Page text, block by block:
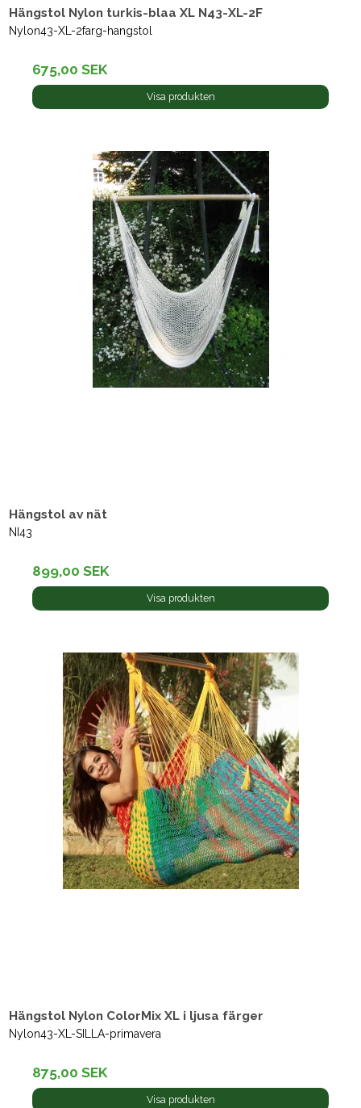
Hängstol Nylon turkis-blaa XL N43-XL-2F
Nylon43-XL-2farg-hangstol
675,00 SEK
Visa produkten
Hängstol av nät
NI43
899,00 SEK
Visa produkten
Hängstol Nylon ColorMix XL i ljusa färger
Nylon43-XL-SILLA-primavera
875,00 SEK
Visa produkten